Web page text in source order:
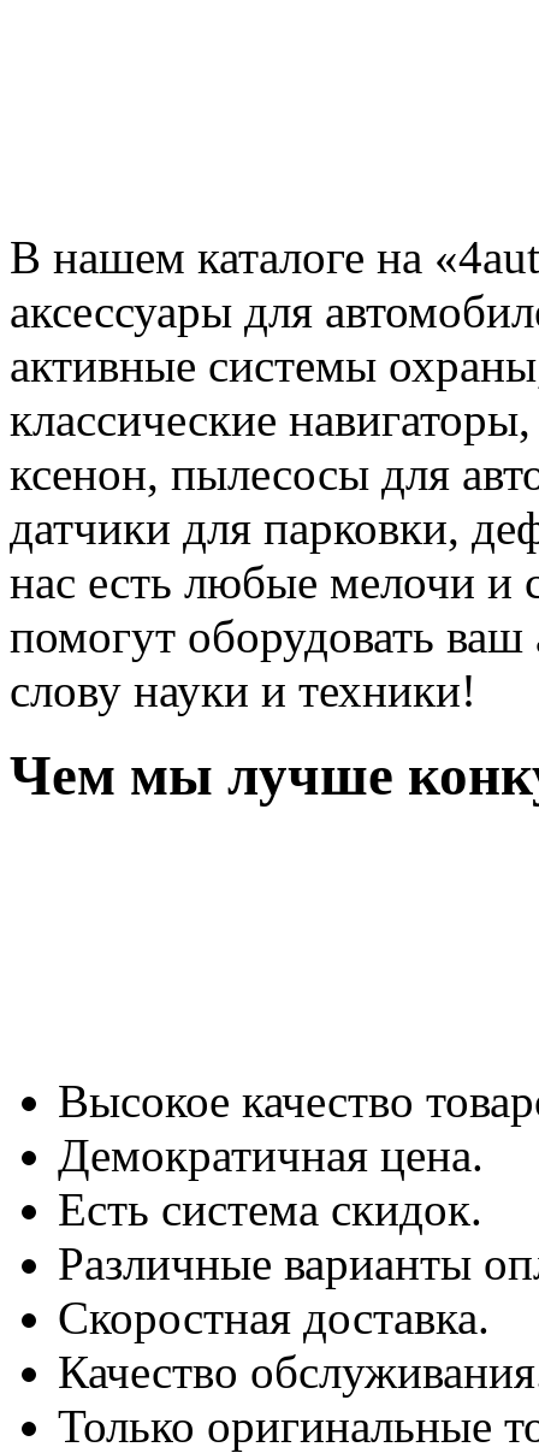
В нашем каталоге на
аксессуары для
активные системы
классические
ксенон, пылесосы для
датчики для парковки,
нас есть любые мелочи и
помогут оборудовать
слову науки и техники!
Чем мы лучше
Высокое качество
Демократичная цена.
Есть система скидок.
Различные варианты
Скоростная доставка.
Качество
Только оригинальные